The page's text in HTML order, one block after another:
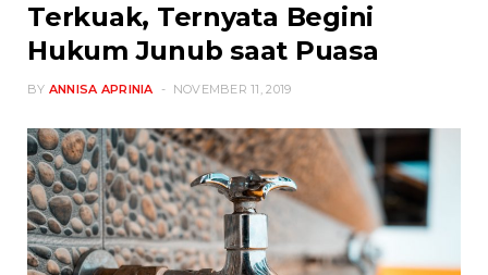
Terkuak, Ternyata Begini
Hukum Junub saat Puasa
BY ANNISA APRINIA NOVEMBER 11, 2019